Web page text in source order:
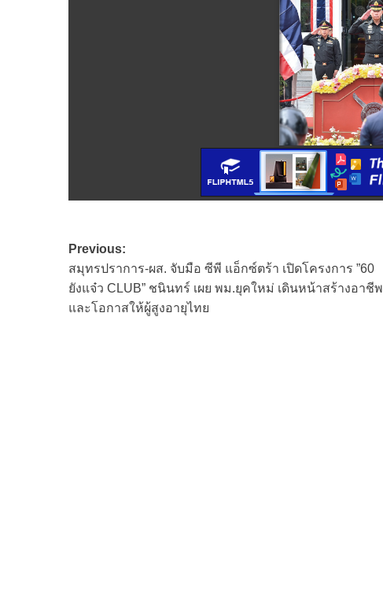
Post
navigation
Previous:
สมุทรปราการ-ผส. จับมือ ซีพี แอ็กซ์ตร้า เปิดโครงการ ”60
ยังแจ๋ว CLUB” ชนินทร์ เผย พม.ยุคใหม่ เดินหน้าสร้างอาชีพ
และโอกาสให้ผู้สูงอายุไทย